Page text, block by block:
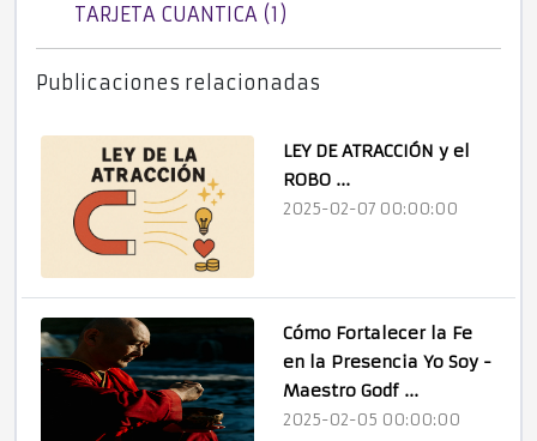
TARJETA CUANTICA (1)
Publicaciones relacionadas
LEY DE ATRACCIÓN y el
ROBO ...
2025-02-07 00:00:00
Cómo Fortalecer la Fe
en la Presencia Yo Soy -
Maestro Godf ...
2025-02-05 00:00:00